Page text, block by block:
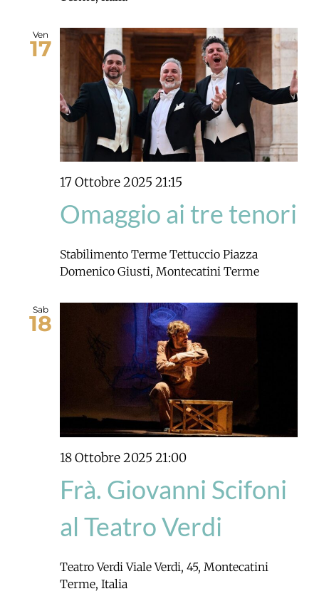
Ven
17
17 Ottobre 2025 21:15
Omaggio ai tre tenori
Stabilimento Terme Tettuccio Piazza
Domenico Giusti, Montecatini Terme
Sab
18
18 Ottobre 2025 21:00
Frà. Giovanni Scifoni
al Teatro Verdi
Teatro VerdiViale Verdi, 45, Montecatini
Terme, Italia